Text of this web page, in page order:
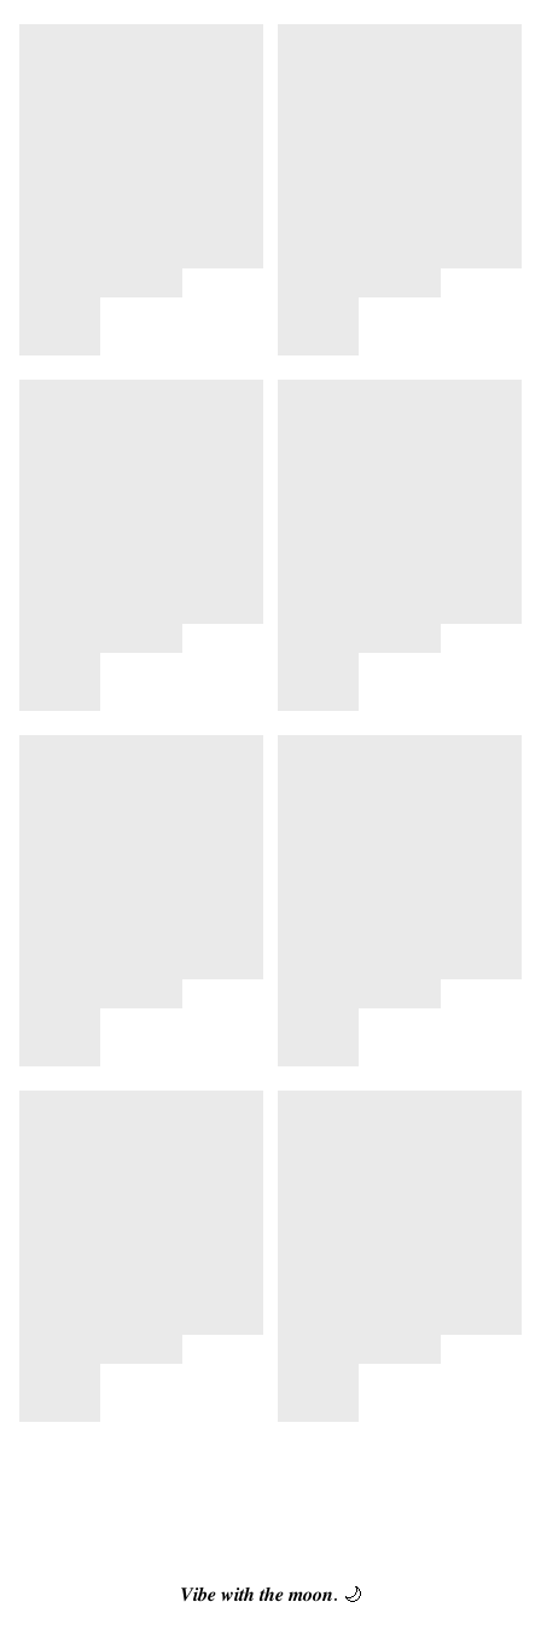
𝑽𝒊𝒃𝒆 𝒘𝒊𝒕𝒉 𝒕𝒉𝒆 𝒎𝒐𝒐𝒏. 🌙